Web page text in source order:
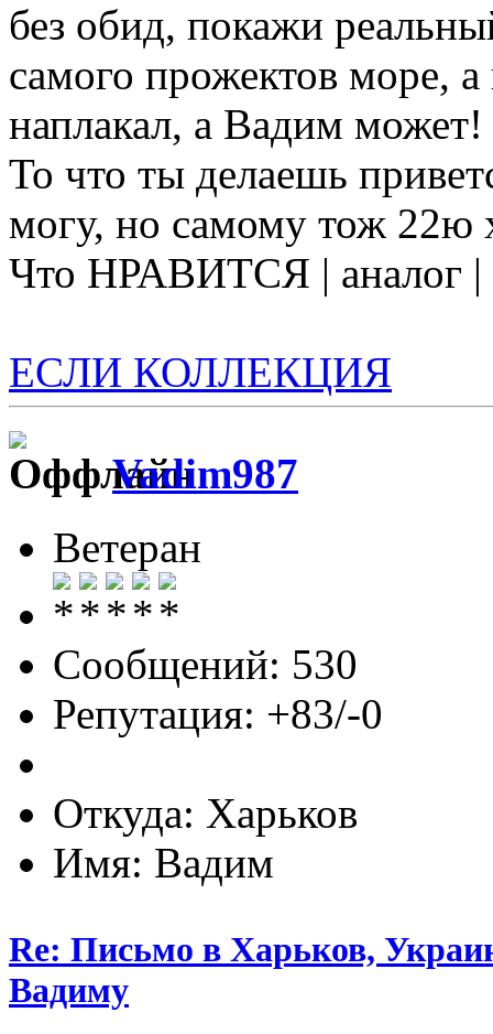
без обид, покажи
самого прожектов море, а
наплакал, а Вадим может!
То что ты делаешь
могу, но самому тож 22ю
Что НРАВИТСЯ | аналог
ЕСЛИ КОЛЛЕКЦИЯ
Vadim987
Ветеран
Сообщений: 530
Репутация: +83/-0
Откуда: Харьков
Имя: Вадим
Re: Письмо в Харьков,
Вадиму